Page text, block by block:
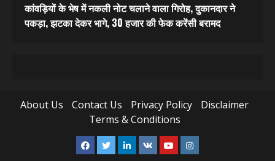
कांवड़ियों के भेष में नकली नोट चलाने वाला गिरोह, दुकानदार ने
पकड़ा, झटका देकर भागे, 30 हजार की फेक करेंसी बरामद
About Us Contact Us Privacy Policy
Disclaimer
Terms & Conditions
Facebook
TwitterLinkedin
VK YoutubeInstagram